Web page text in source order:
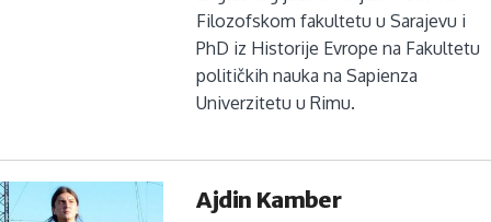
Filozofskom fakultetu u Sarajevu i
PhD iz Historije Evrope na Fakultetu
političkih nauka na Sapienza
Univerzitetu u Rimu.
Ajdin Kamber